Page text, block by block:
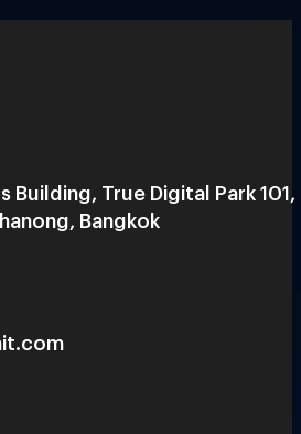
Building, True Digital Park 101,
Bangkok